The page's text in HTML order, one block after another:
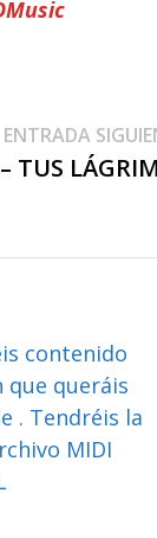
ENTRADA
TUS
contenido
que queráis
. Tendréis la
MIDI